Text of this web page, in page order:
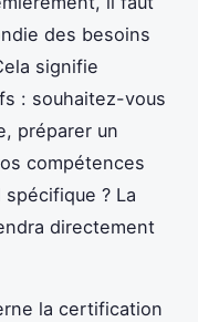
des besoins
signifie
: souhaitez-vous
préparer un
compétences
? La
directement
la certification